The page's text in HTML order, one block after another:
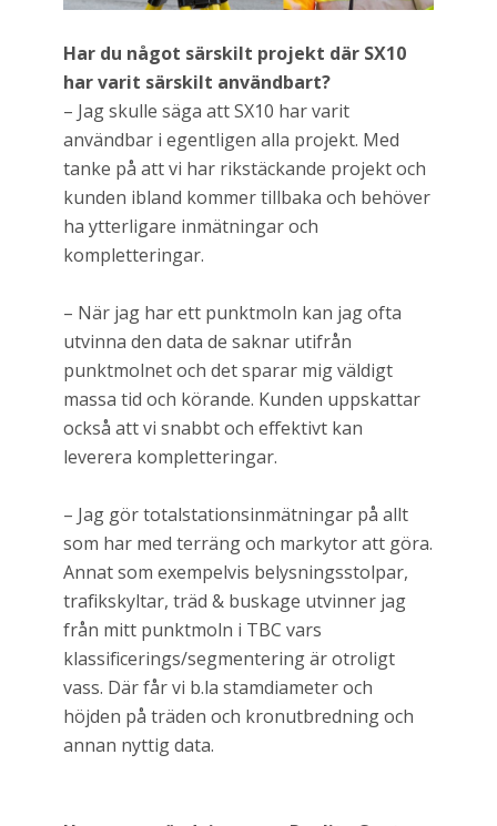
Har du något särskilt projekt där SX10
har varit särskilt användbart?
– Jag skulle säga att SX10 har varit
användbar i egentligen alla projekt. Med
tanke på att vi har rikstäckande projekt och
kunden ibland kommer tillbaka och behöver
ha ytterligare inmätningar och
kompletteringar.
– När jag har ett punktmoln kan jag ofta
utvinna den data de saknar utifrån
punktmolnet och det sparar mig väldigt
massa tid och körande. Kunden uppskattar
också att vi snabbt och effektivt kan
leverera kompletteringar.
– Jag gör totalstationsinmätningar på allt
som har med terräng och markytor att göra.
Annat som exempelvis belysningsstolpar,
trafikskyltar, träd & buskage utvinner jag
från mitt punktmoln i TBC vars
klassificerings/segmentering är otroligt
vass. Där får vi b.la stamdiameter och
höjden på träden och kronutbredning och
annan nyttig data.